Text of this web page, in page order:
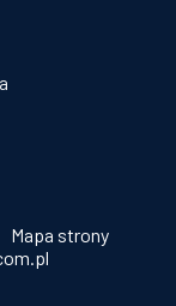
Mapa strony